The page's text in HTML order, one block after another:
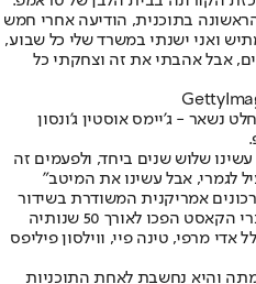
בתוכנית, הודיעה אחרי חמש
ואני ישנתי במשרד שלי כל שבוע,
אבל אהבתי את זה וצחקתי כל
נשאר - ג'יימס אוסטין ג'ונסון
עשינו שלוש שנים ביחד, ולפעמים זה
לגמרי, אבל עשינו את המיטב"
אמריקנית המשודרת בשידור
חי ברשת NBC מאז 1975. רבים מחברי הקאסט הפכו לאורך 50 שנותיה
מרפי, טינה פיי, ווילסון פיליפס
והיא נחשבת לאחת התוכניות